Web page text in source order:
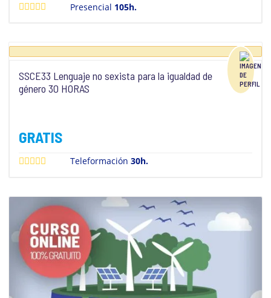
Presencial 105h.
SSCE33 Lenguaje no sexista para la igualdad de
género 30 HORAS
GRATIS
Teleformación30h.